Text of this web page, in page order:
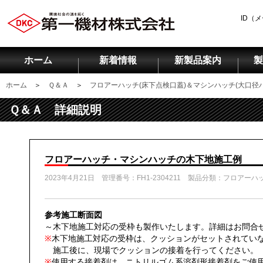
ID（
ホーム 新着情報 新製品案内
ホーム ＞ Ｑ＆Ａ ＞ フロアーハッチ(床下点検口蓋)＆マシンハッチ(大口径
Ｑ＆Ａ 詳細説明
フロアーハッチ・マシンハッチの木下地施工例
2023年4月21日 管理番号：FH1-2304211 製品分類：フロアーハ
参考施工断面図
～木下地施工対応の受枠も製作いたします。詳細はお問合
※木下地施工対応の受枠は、クッションがセットされて
施工後に、現場でクッションの接着を行ってください